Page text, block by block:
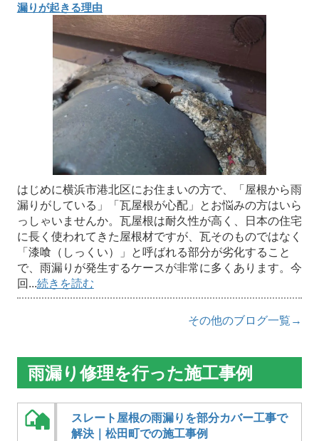
漏りが起きる理由
はじめに横浜市港北区にお住まいの方で、「屋根から雨
漏りがしている」「瓦屋根が心配」とお悩みの方はいら
っしゃいませんか。瓦屋根は耐久性が高く、日本の住宅
に長く使われてきた屋根材ですが、瓦そのものではなく
「漆喰（しっくい）」と呼ばれる部分が劣化すること
で、雨漏りが発生するケースが非常に多くあります。今
回...続きを読む
その他のブログ一覧→
雨漏り修理を行った施工事例
スレート屋根の雨漏りを部分カバー工事で
解決｜松田町での施工事例